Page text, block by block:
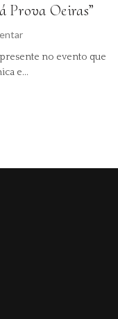
Prova Oeiras”
no evento que
e...